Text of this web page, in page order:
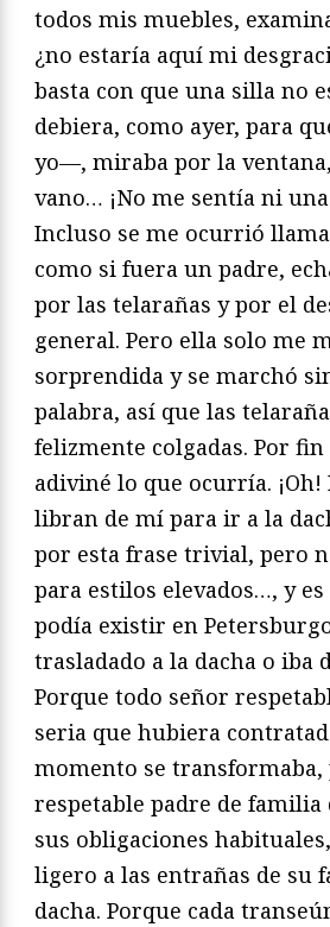
todos mis muebles,
¿no estaría aquí mi
basta con que una silla no
debiera, como ayer, para
yo—, miraba por la
vano… ¡No me sentía ni
Incluso se me ocurrió
como si fuera un padre,
por las telarañas y por el
general. Pero ella solo me
sorprendida y se marchó
palabra, así que las
felizmente colgadas. Por
adiviné lo que ocurría. ¡Oh!
libran de mí para ir a la
por esta frase trivial, pero
para estilos elevados…, y
podía existir en
trasladado a la dacha o iba
Porque todo señor
seria que hubiera
momento se
respetable padre de familia
sus obligaciones
ligero a las entrañas de su
dacha. Porque cada